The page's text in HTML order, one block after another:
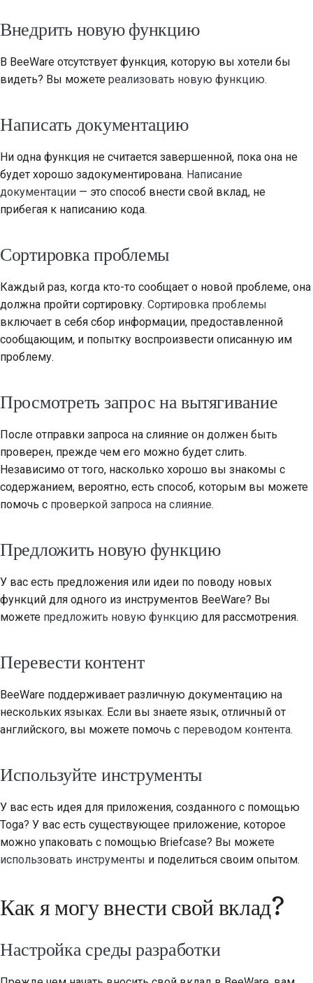
Внедрить новую функцию
В BeeWare отсутствует функция, которую вы хотели бы
видеть? Вы можете реализовать новую функцию.
Написать документацию
Ни одна функция не считается завершенной, пока она не
будет хорошо задокументирована. Написание
документации — это способ внести свой вклад, не
прибегая к написанию кода.
Сортировка проблемы
Каждый раз, когда кто-то сообщает о новой проблеме, она
должна пройти сортировку. Сортировка проблемы
включает в себя сбор информации, предоставленной
сообщающим, и попытку воспроизвести описанную им
проблему.
Просмотреть запрос на вытягивание
После отправки запроса на слияние он должен быть
проверен, прежде чем его можно будет слить.
Независимо от того, насколько хорошо вы знакомы с
содержанием, вероятно, есть способ, которым вы можете
помочь с проверкой запроса на слияние.
Предложить новую функцию
У вас есть предложения или идеи по поводу новых
функций для одного из инструментов BeeWare? Вы
можете предложить новую функцию для рассмотрения.
Перевести контент
BeeWare поддерживает различную документацию на
нескольких языках. Если вы знаете язык, отличный от
английского, вы можете помочь с переводом контента.
Используйте инструменты
У вас есть идея для приложения, созданного с помощью
Toga? У вас есть существующее приложение, которое
можно упаковать с помощью Briefcase? Вы можете
использовать инструменты и поделиться своим опытом.
Как я могу внести свой вклад?
Настройка среды разработки